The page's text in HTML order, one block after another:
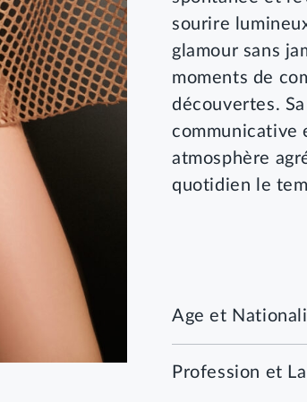
sourire
glamour sans
moments de
découvertes.
communicative
atmosphère
quotidien le
Age et
Profession et